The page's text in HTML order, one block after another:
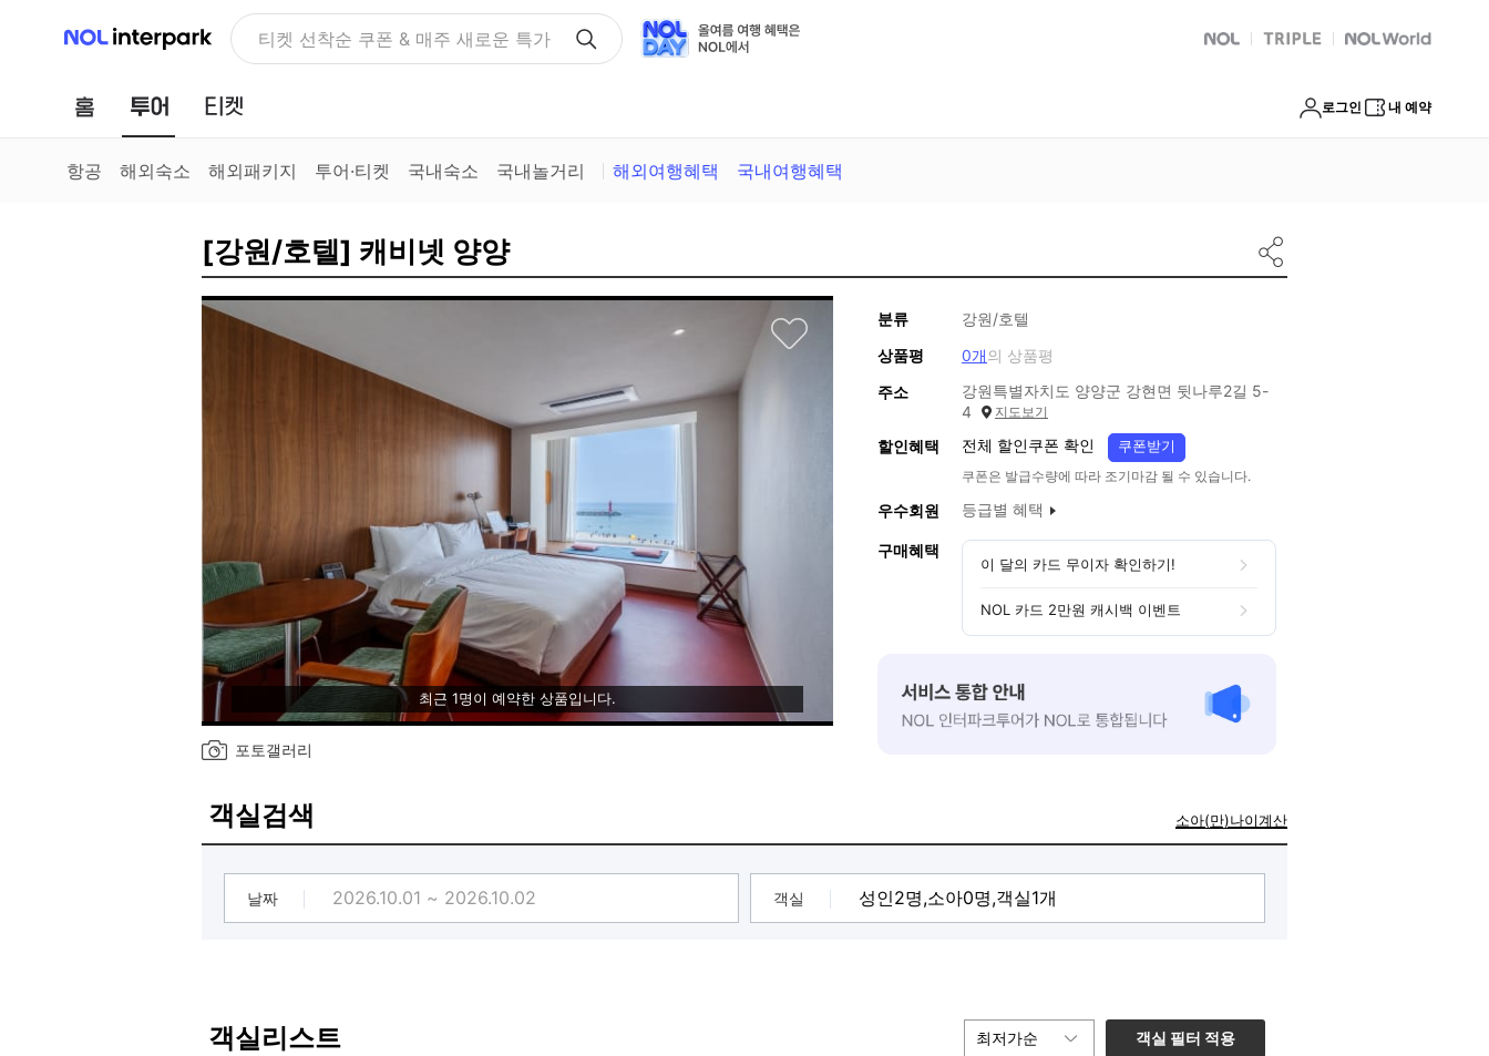
NOL 인터파크 NOLDAY, 최대 70% 여행 혜택 NOL 트리플 Global Interpark
홈 투어 로그인 내 예약
항공 해외숙소 해외패키지 투어·티켓 국내숙소 국내놀거리 해외여행혜택 국내여행혜택
[강원/호텔] 캐비넷 양양
최근 1명이 예약한 상품입니다.
포토갤러리
분류
강원/호텔
상품평
0개의 상품평
주소
강원특별자치도 양양군 강현면 뒷나루2길 5-
4
지도보기
할인혜택 전체 할인쿠폰 확인 쿠폰받기
쿠폰은 발급수량에 따라 조기마감 될 수 있습니다.
우수회원 등급별 혜택
구매혜택
이 달의 카드 무이자 확인하기!
NOL 카드 2만원 캐시백 이벤트
객실검색 소아(만)나이계산
날짜 객실
객실리스트 최저가순 객실 필터 적용